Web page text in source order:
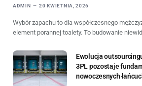
ADMIN 20 KWIETNIA, 2026
Wybór zapachu to dla współczesnego
element porannej toalety. To budowanie
Ewolucja
3PL pozostaje
nowoczesnych